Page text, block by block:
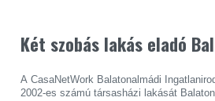
Két szobás lakás eladó
A CasaNetWork Balatonalmádi
2002-es számú társasházi lakását